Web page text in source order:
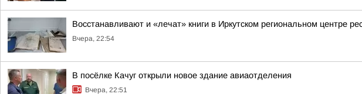
Восстанавливают и «лечат» книги в Иркутском региональном центре
Вчера, 22:54
В посёлке Качуг открыли новое здание авиаотделения
Вчера, 22:51